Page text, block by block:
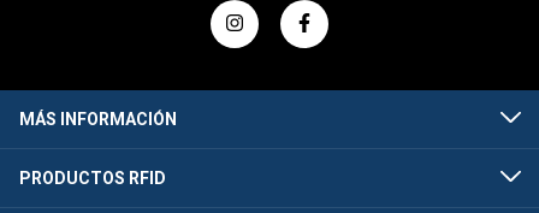
MÁS INFORMACIÓN
PRODUCTOS RFID